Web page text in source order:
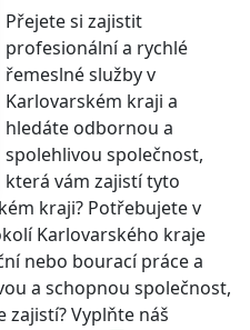
Přejete si zajistit
profesionální a rychlé
řemeslné službyv
Karlovarském kraji a
hledáte odbornou a
spolehlivou společnost,
která vám zajistí tyto
kraji? Potřebujetev
Karlovarského kraje
nebo bourací práce a
a schopnou společnost,
Vyplňte náš